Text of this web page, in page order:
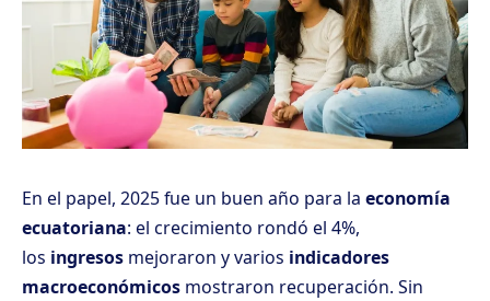
En el papel, 2025 fue un buen año para la economía
ecuatoriana: el crecimiento rondó el 4%,
los ingresos mejoraron y varios indicadores
macroeconómicos mostraron recuperación. Sin